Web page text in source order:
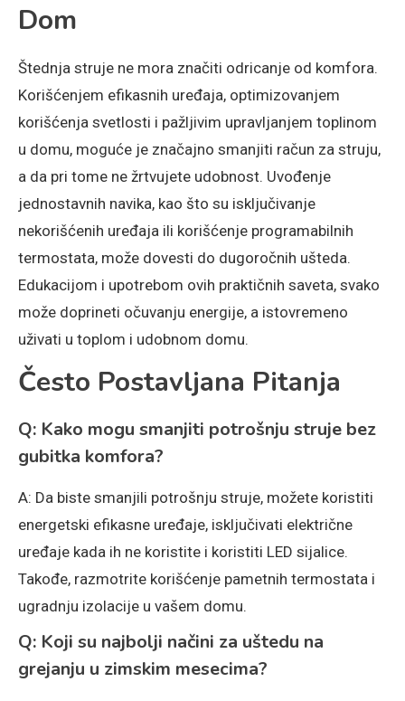
Dom
Štednja struje ne mora značiti odricanje od komfora.
Korišćenjem efikasnih uređaja, optimizovanjem
korišćenja svetlosti i pažljivim upravljanjem toplinom
u domu, moguće je značajno smanjiti račun za struju,
a da pri tome ne žrtvujete udobnost. Uvođenje
jednostavnih navika, kao što su isključivanje
nekorišćenih uređaja ili korišćenje programabilnih
termostata, može dovesti do dugoročnih ušteda.
Edukacijom i upotrebom ovih praktičnih saveta, svako
može doprineti očuvanju energije, a istovremeno
uživati u toplom i udobnom domu.
Često Postavljana Pitanja
Q: Kako mogu smanjiti potrošnju struje bez
gubitka komfora?
A: Da biste smanjili potrošnju struje, možete koristiti
energetski efikasne uređaje, isključivati električne
uređaje kada ih ne koristite i koristiti LED sijalice.
Takođe, razmotrite korišćenje pametnih termostata i
ugradnju izolacije u vašem domu.
Q: Koji su najbolji načini za uštedu na
grejanju u zimskim mesecima?